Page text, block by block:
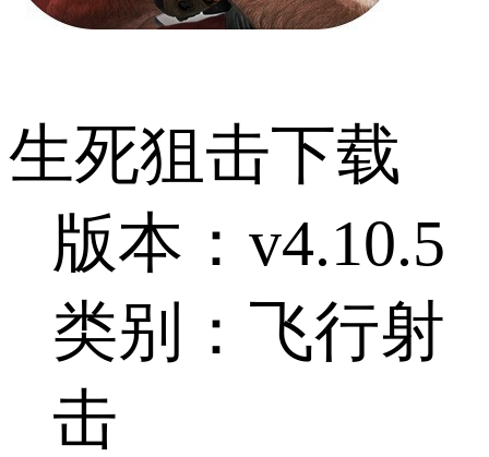
生死狙击下载
版本：v4.10.5
类别：飞行射
击